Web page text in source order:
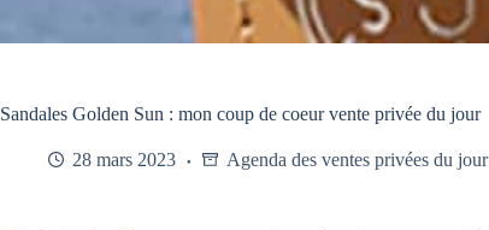
Sandales Golden Sun : mon coup de coeur vente privée du jour
28 mars 2023 Agenda des ventes privées du jour